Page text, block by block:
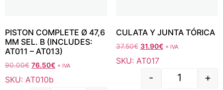
PISTON COMPLETE Ø 47,6
MM SEL. B (INCLUDES:
AT011 – AT013)
90.00€ 76.50€ + IVA
SKU: AT010b
CULATA Y JUNTA TÓRICA
37.50€ 31.90€ + IVA
SKU: AT017
- +